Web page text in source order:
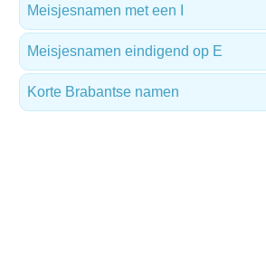
Meisjesnamen met een I
Meisjesnamen eindigend op E
Korte Brabantse namen